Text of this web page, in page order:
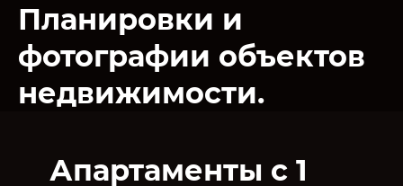
Планировки и
фотографии объектов
недвижимости.
Апартаменты с 1